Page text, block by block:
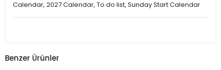
Calendar, 2027 Calendar, To do list, Sunday Start Calendar
Benzer Ürünler